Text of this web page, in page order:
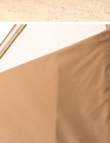
Plane